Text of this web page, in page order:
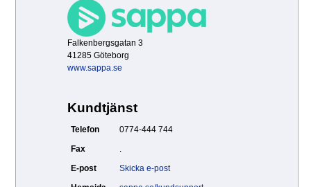
Falkenbergsgatan 3
41285 Göteborg
www.sappa.se
Kundtjänst
Telefon
0774-444 744
Fax
.
E-post
Skicka e-post